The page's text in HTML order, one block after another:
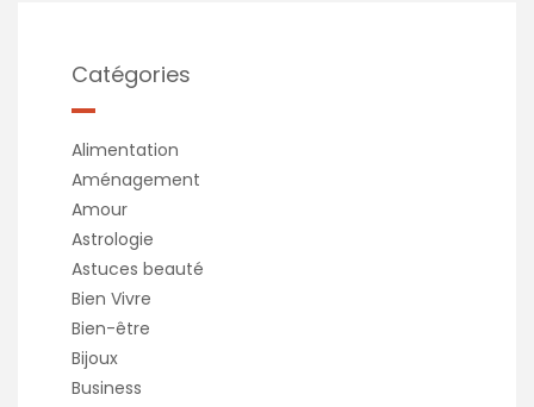
Catégories
Alimentation
Aménagement
Amour
Astrologie
Astuces beauté
Bien Vivre
Bien-être
Bijoux
Business